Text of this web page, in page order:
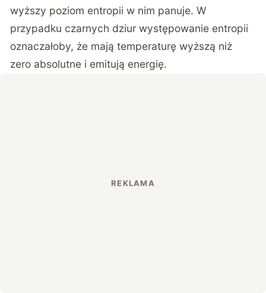
wyższy poziom entropii w nim panuje. W
przypadku czarnych dziur występowanie entropii
oznaczałoby, że mają temperaturę wyższą niż
zero absolutne i emitują energię.